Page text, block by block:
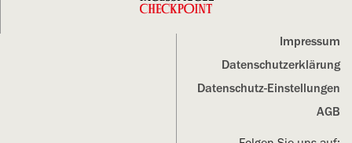
Impressum
Datenschutz­erklärung
Datenschutz-Einstellungen
AGB